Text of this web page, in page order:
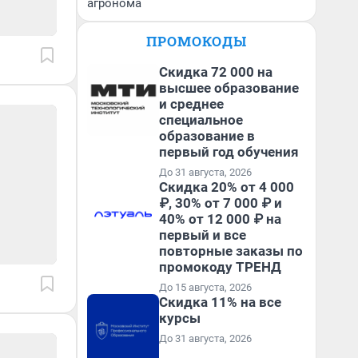
агронома
ПРОМОКОДЫ
Скидка 72 000 на
высшее образование
и среднее
специальное
образование в
первый год обучения
До 31 августа, 2026
Скидка 20% от 4 000
₽, 30% от 7 000 ₽ и
40% от 12 000 ₽ на
первый и все
повторные заказы по
промокоду ТРЕНД
До 15 августа, 2026
Скидка 11% на все
курсы
До 31 августа, 2026